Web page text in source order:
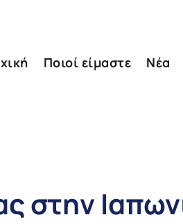
Ποιοί είμαστε Νέα
στην